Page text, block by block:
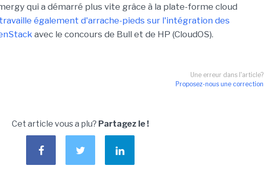
qui a démarré plus vite grâce à la plate-forme cloud
travaille également d'arrache-pieds sur l'intégration des
avec le concours de Bull et de HP (CloudOS).
Une erreur dans l'article?
Proposez-nous une correction
Cet article vous a plu? Partagez le !